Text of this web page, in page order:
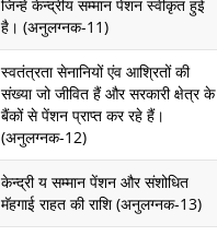
जिन्हें केन्द्रीय सम्मान पेंशन स्वीकृत हुई
है। (अनुलग्नक-11)
स्वतंत्रता सेनानियों एंव आश्रितों की
संख्या जो जीवित हैं और सरकारी क्षेत्र के
बैंकों से पेंशन प्राप्त कर रहे हैं।
(अनुलग्नक-12)
केन्द्री य सम्मान पेंशन और संशोधित
मॅहगाई राहत की राशि (अनुलग्नक-13)